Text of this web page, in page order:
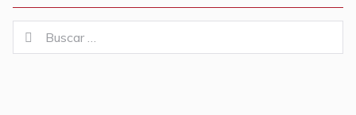
for:
Buscar